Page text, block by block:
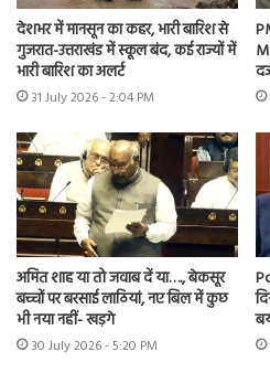
देशभर में मानसून का कहर, भारी बारिश से
गुजरात-उत्तराखंड में स्कूल बंद, कई राज्यों में
भारी बारिश का अलर्ट
31 July 2026 - 2:04 PM
अमित शाह या तो जवाब दें या…., बेकसूर
बच्चों पर बरसाई लाठियां, नए बिल में कुछ
भी नया नहीं- खड़गे
30 July 2026 - 5:20 PM